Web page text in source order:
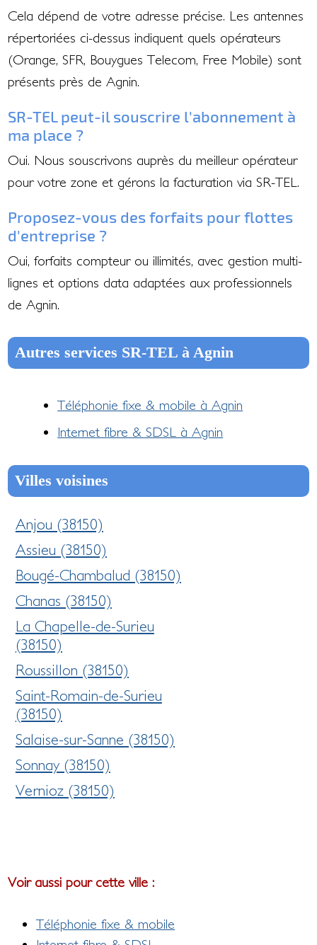
Cela dépend de votre adresse précise. Les antennes
répertoriées ci-dessus indiquent quels opérateurs
(Orange, SFR, Bouygues Telecom, Free Mobile) sont
présents près de Agnin.
SR-TEL peut-il souscrire l'abonnement à
ma place ?
Oui. Nous souscrivons auprès du meilleur opérateur
pour votre zone et gérons la facturation via SR-TEL.
Proposez-vous des forfaits pour flottes
d'entreprise ?
Oui, forfaits compteur ou illimités, avec gestion multi-
lignes et options data adaptées aux professionnels
de Agnin.
Autres services SR-TEL à Agnin
Téléphonie fixe & mobile à Agnin
Internet fibre & SDSL à Agnin
Villes voisines
Anjou (38150)
Assieu (38150)
Bougé-Chambalud (38150)
Chanas (38150)
La Chapelle-de-Surieu
(38150)
Roussillon (38150)
Saint-Romain-de-Surieu
(38150)
Salaise-sur-Sanne (38150)
Sonnay (38150)
Vernioz (38150)
Voir aussi pour cette ville :
Téléphonie fixe & mobile